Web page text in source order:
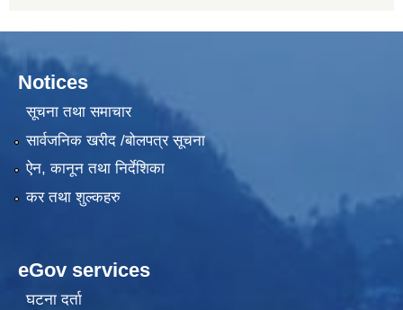
Notices
सूचना तथा समाचार
सार्वजनिक खरीद /बोलपत्र सूचना
ऐन, कानून तथा निर्देशिका
कर तथा शुल्कहरु
eGov services
घटना दर्ता